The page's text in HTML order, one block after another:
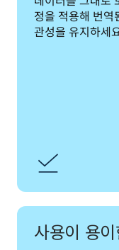
정을 적용해 번역
관성을 유지하세
사용이 용